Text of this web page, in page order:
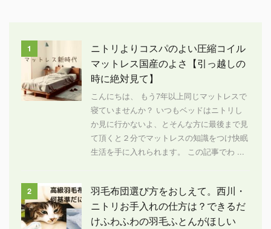
1
ニトリよりコスパのよい圧縮コイル
マットレス国産のよさ【引っ越しの
時に絶対見て】
こんにちは、 もう7年以上同じマットレスで
寝ていませんか？ いつもベッドはニトリし
か見に行かないよ、とそんな方に最後まで見
て頂くと２分でマットレスの知識をつけ快眠
生活を手に入れられます。 この記事でわ ...
2
羽毛布団選び方をおしえて。西川・
ニトリお手入れの仕方は？できるだ
けふわふわの羽毛ふとんがほしい